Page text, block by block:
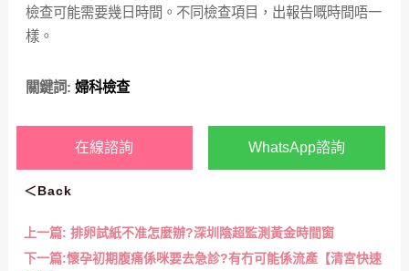
檢查可能需要幾日時間。不同檢查項目，出報告嘅時間唔一
樣。
關鍵詞: 婦科檢查
在線諮詢 WhatsApp諮詢
＜Back
上一篇: 排卵試紙不准怎麼辦?深圳陰超監測黃金時間窗
下一篇:懷孕初期腹痛係咪要去急診?有冇可能係流產【清宮快速